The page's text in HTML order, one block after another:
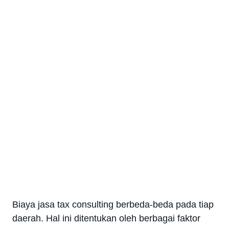
Biaya jasa tax consulting berbeda-beda pada tiap
daerah. Hal ini ditentukan oleh berbagai faktor